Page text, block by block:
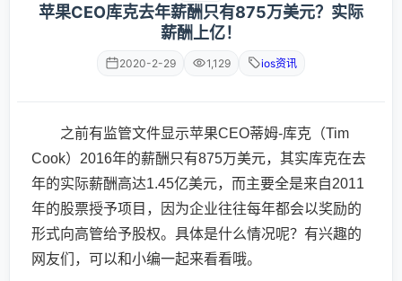
苹果CEO库克去年薪酬只有875万美元？实际
薪酬上亿！
2020-2-29 1,129 ios资讯
之前有监管文件显示苹果CEO蒂姆-库克（Tim
Cook）2016年的薪酬只有875万美元，其实库克在去
年的实际薪酬高达1.45亿美元，而主要全是来自2011
年的股票授予项目，因为企业往往每年都会以奖励的
形式向高管给予股权。具体是什么情况呢？有兴趣的
网友们，可以和小编一起来看看哦。